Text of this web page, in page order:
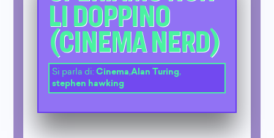
LI DOPPINO
(CINEMA NERD)
Si parla di: Cinema,Alan Turing,
stephen hawking